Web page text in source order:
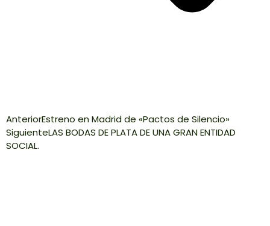
AnteriorEstreno en Madrid de «Pactos de Silencio»
SiguienteLAS BODAS DE PLATA DE UNA GRAN ENTIDAD
SOCIAL.